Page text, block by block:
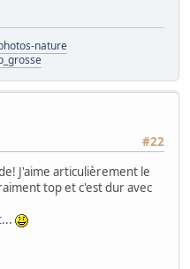
nature
#22
J'aime articulièrement le
top et c'est dur avec